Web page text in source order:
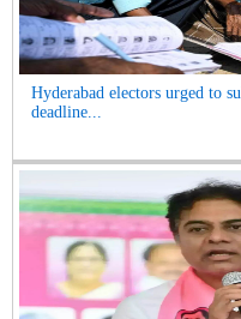
Hyderabad electors urged to
deadline...